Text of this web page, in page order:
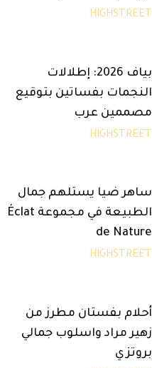
HIGHSTREET
بياف 2026: إطلالات
النجمات بفساتين بتوقيع
مصممين عرب
HIGHSTREET
ساهر ضيا يستلهم جمال
الطبيعة في مجموعة Éclat
de Nature
HIGHSTREET
أحلام بفستان مطرز من
زهير مراد واسلوب جمالي
بروتزي